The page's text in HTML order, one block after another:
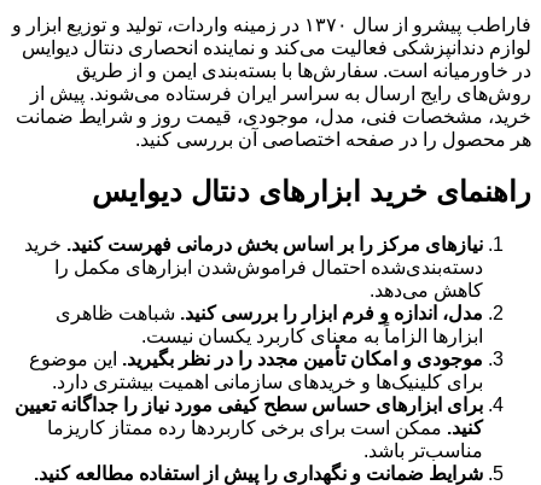
فاراطب پیشرو از سال ۱۳۷۰ در زمینه واردات، تولید و توزیع ابزار و
لوازم دندانپزشکی فعالیت می‌کند و نماینده انحصاری دنتال دیوایس
در خاورمیانه است. سفارش‌ها با بسته‌بندی ایمن و از طریق
روش‌های رایج ارسال به سراسر ایران فرستاده می‌شوند. پیش از
خرید، مشخصات فنی، مدل، موجودی، قیمت روز و شرایط ضمانت
هر محصول را در صفحه اختصاصی آن بررسی کنید.
راهنمای خرید ابزارهای دنتال دیوایس
نیازهای مرکز را بر اساس بخش درمانی فهرست کنید. خرید
دسته‌بندی‌شده احتمال فراموش‌شدن ابزارهای مکمل را
کاهش می‌دهد.
مدل، اندازه و فرم ابزار را بررسی کنید. شباهت ظاهری
ابزارها الزاماً به معنای کاربرد یکسان نیست.
موجودی و امکان تأمین مجدد را در نظر بگیرید. این موضوع
برای کلینیک‌ها و خریدهای سازمانی اهمیت بیشتری دارد.
برای ابزارهای حساس سطح کیفی مورد نیاز را جداگانه تعیین
کنید. ممکن است برای برخی کاربردها رده ممتاز کاریزما
مناسب‌تر باشد.
شرایط ضمانت و نگهداری را پیش از استفاده مطالعه کنید.